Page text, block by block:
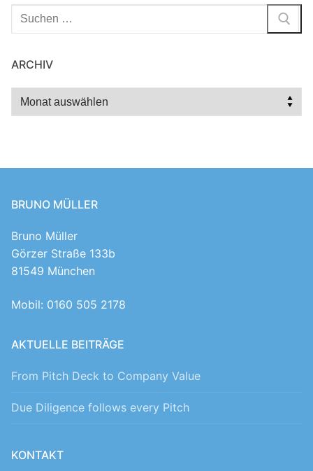
Suchen
nach:
ARCHIV
Archiv
BRUNO MÜLLER
Bruno Müller
Görzer Straße 133b
81549 München
Mobil: 0160 505 2178
AKTUELLE BEITRÄGE
From Pitch Deck to Company Value
Due Diligence follows every Pitch
KONTAKT